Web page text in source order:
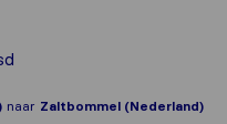
naar Zaltbommel (Nederland)